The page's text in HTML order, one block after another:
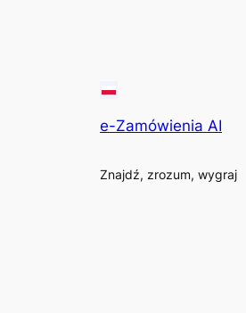
e-Zamówienia AI
Znajdź, zrozum, wygraj